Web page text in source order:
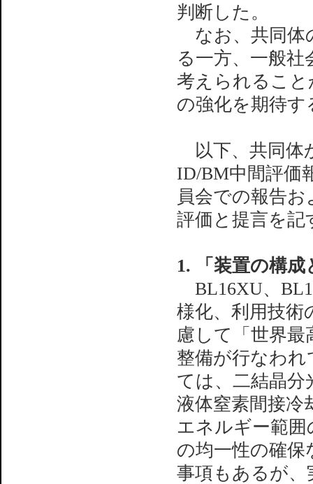
判断した。
なお、共同体
る一方、一般
考えられるこ
の強化を期待す
以下、共同体
ID/BM中間評価
員会での報告
評価と提言を記
1. 「装置の構
BL16XU、
様化、利用技術
慮して「世界最
整備が行なわ
ては、二結晶分
液体窒素間接冷
エネルギー範
の均一性の確
事項もあるが